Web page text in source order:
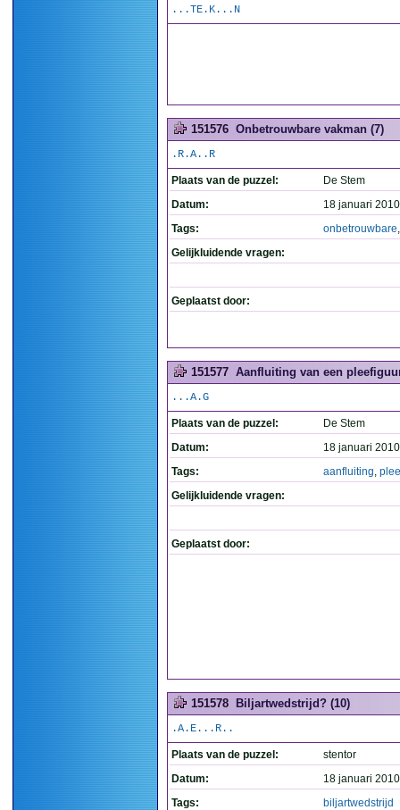
...TE.K...N
151576 Onbetrouwbare vakman (7)
.R.A..R
Plaats van de puzzel:
De Stem
Datum:
18 januari
Tags:
onbetrouwbare
Gelijkluidende vragen:
Geplaatst door:
151577 Aanfluiting van een
...A.G
Plaats van de puzzel:
De Stem
Datum:
18 januari
Tags:
aanfluiting,
Gelijkluidende vragen:
Geplaatst door:
151578 Biljartwedstrijd? (10)
.A.E...R..
Plaats van de puzzel:
stentor
Datum:
18 januari
Tags:
biljartwedstrijd